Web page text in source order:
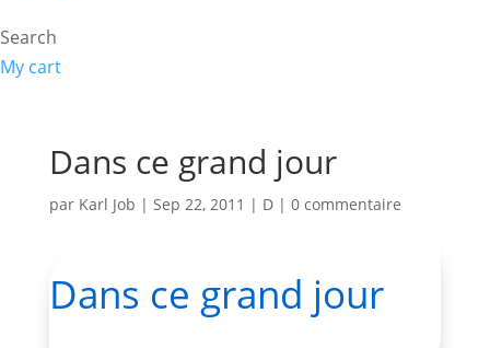
Search
My cart
Dans ce grand jour
par Karl Job | Sep 22, 2011 | D| 0 commentaire
Dans ce grand jour